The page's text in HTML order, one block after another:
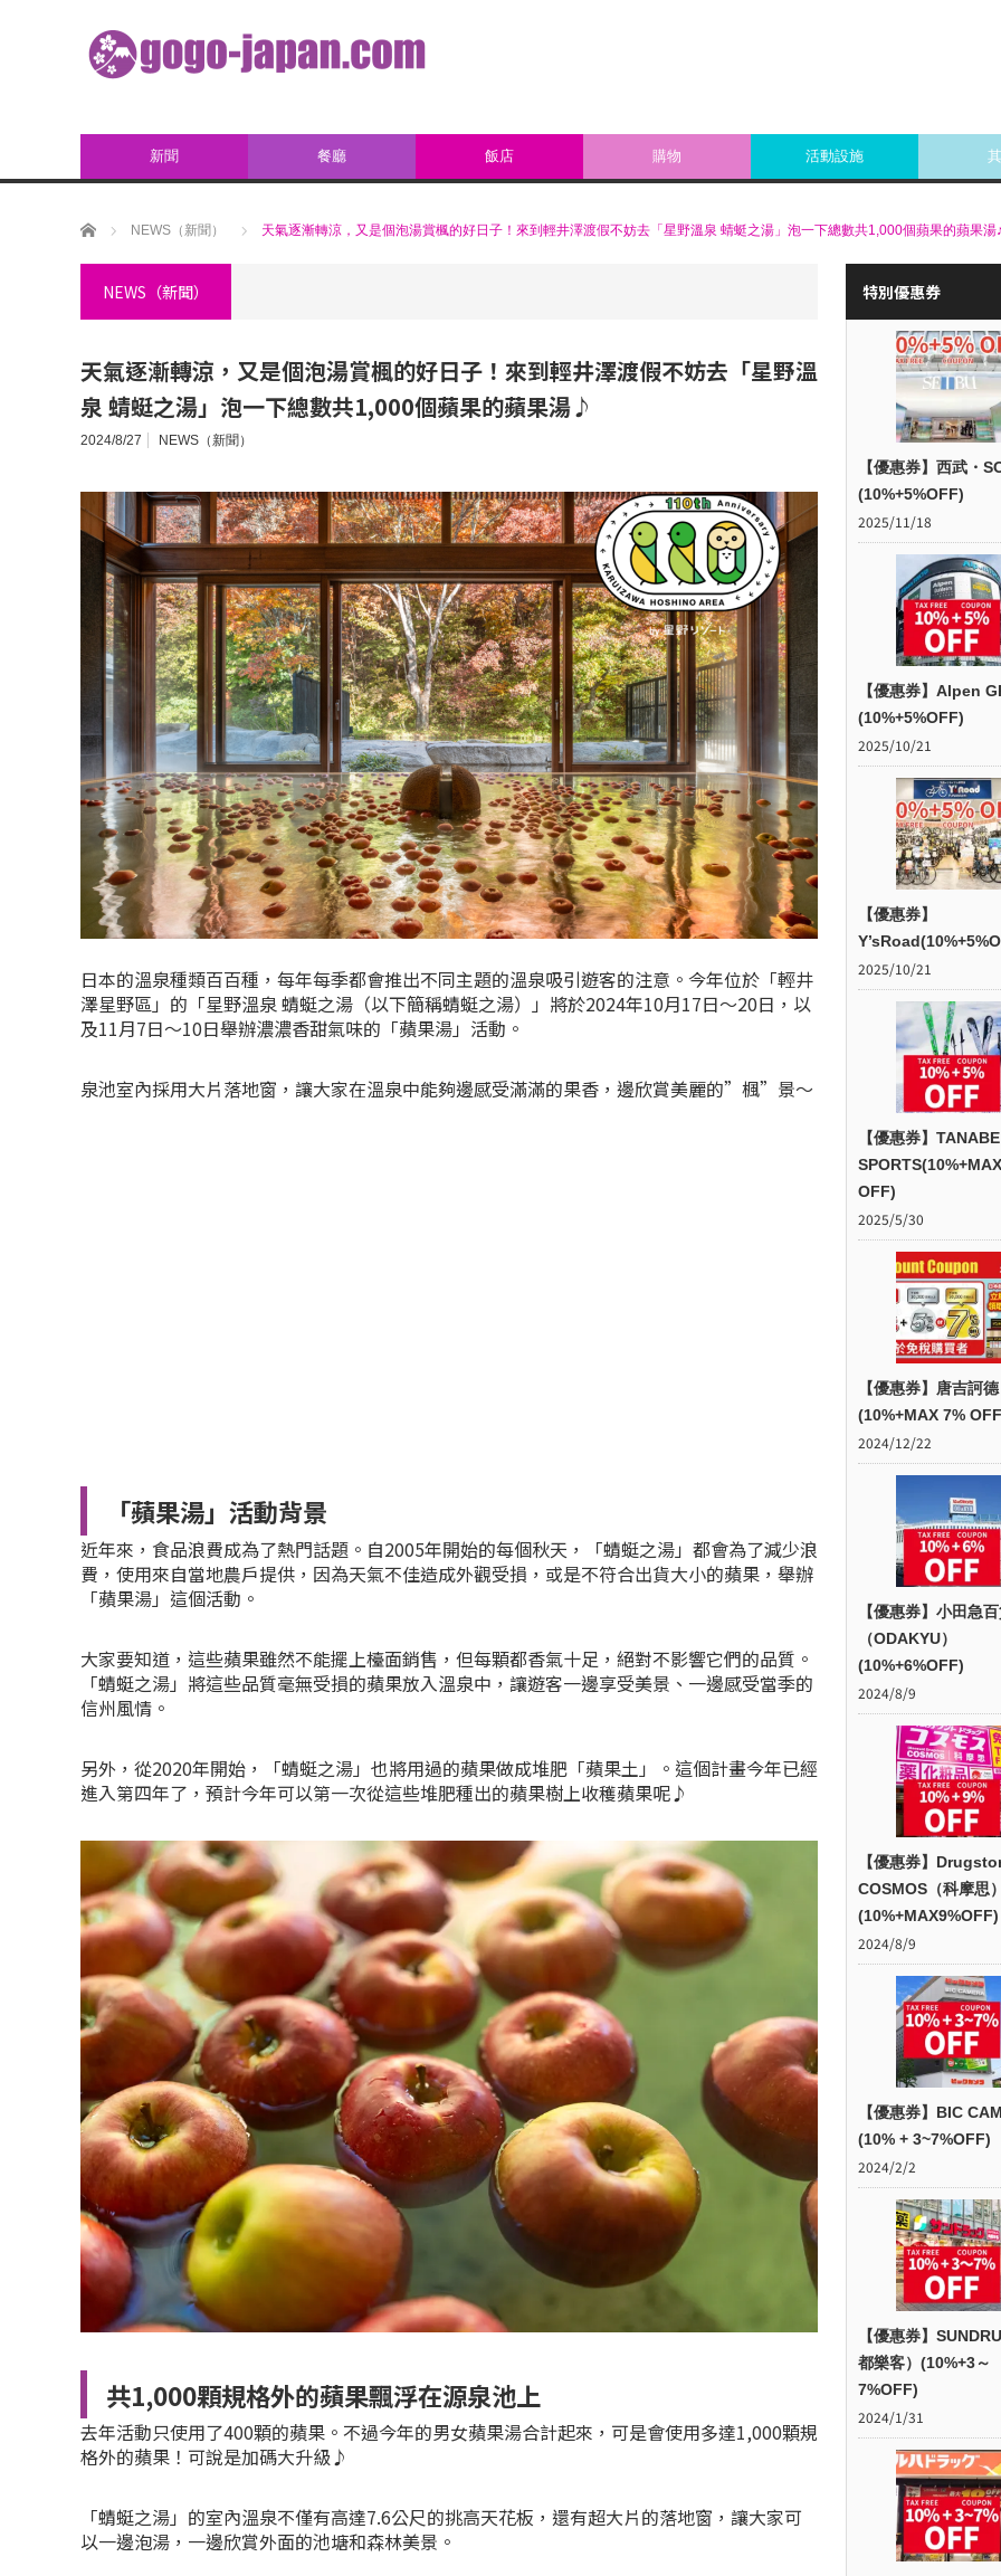
新聞 餐廳 飯店 購物 活動設施
ホーム NEWS（新聞） 天氣逐漸轉涼，又是個泡湯賞楓的好日子！來到輕井澤渡假不妨去「星野溫泉 蜻蜓之湯」泡一下總數共1,000個蘋果的蘋果湯
NEWS（新聞）
天氣逐漸轉涼，又是個泡湯賞楓的好日子！來到輕井澤渡假不妨去「星野溫
泉 蜻蜓之湯」泡一下總數共1,000個蘋果的蘋果湯♪
2024/8/27 NEWS（新聞）
日本的溫泉種類百百種，每年每季都會推出不同主題的溫泉吸引遊客的注意。今年位於 「輕井
澤星野區」的「星野溫泉 蜻蜓之湯（以下簡稱蜻蜓之湯）」將於2024年10月17日～20日，以
及11月7日～10日舉辦濃濃香甜氣味的「蘋果湯」活動。
泉池室內採用大片落地窗，讓大家在溫泉中能夠邊感受滿滿的果香，邊欣賞美麗的”楓”景～
「蘋果湯」活動背景
近年來，食品浪費成為了熱門話題。自2005年開始的每個秋天，「蜻蜓之湯」都會為了減少浪
費，使用來自當地農戶提供，因為天氣不佳造成外觀受損，或是不符合出貨大小的蘋果，舉辦
「蘋果湯」這個活動。
大家要知道，這些蘋果雖然不能擺上檯面銷售，但每顆都香氣十足，絕對不影響它們的品質。
「蜻蜓之湯」將這些品質毫無受損的蘋果放入溫泉中，讓遊客一邊享受美景、一邊感受當季的
信州風情。
另外，從2020年開始，「蜻蜓之湯」也將用過的蘋果做成堆肥「蘋果土」。這個計畫今年已經
進入第四年了，預計今年可以第一次從這些堆肥種出的蘋果樹上收穫蘋果呢♪
共1,000顆規格外的蘋果飄浮在源泉池上
去年活動只使用了400顆的蘋果。不過今年的男女蘋果湯合計起來，可是會使用多達1,000顆規
格外的蘋果！可說是加碼大升級♪
「蜻蜓之湯」的室內溫泉不僅有高達7.6公尺的挑高天花板，還有超大片的落地窗，讓大家可
以一邊泡湯，一邊欣賞外面的池塘和森林美景。
特別優惠券
【優惠券】西武・
(10%+5%OFF)
2025/11/18
【優惠券】Alpen
(10%+5%OFF)
2025/10/21
【優惠券】
2025/10/21
【優惠券】TANABE
OFF)
2025/5/30
【優惠券】唐吉訶德
(10%+MAX 7%
2024/12/22
【優惠券】小田急
（ODAKYU）
(10%+6%OFF)
2024/8/9
【優惠券】
COSMOS（科摩思
(10%+MAX9%OFF)
2024/8/9
【優惠券】BIC
(10% + 3~7%OFF)
2024/2/2
【優惠券】
都樂客）(10%+3～
7%OFF)
2024/1/31